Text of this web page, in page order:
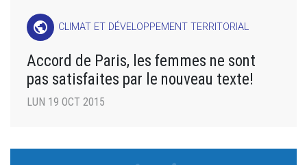
public CLIMAT ET DÉVELOPPEMENT TERRITORIAL
Accord de Paris, les femmes ne sont
pas satisfaites par le nouveau texte!
LUN 19 OCT 2015